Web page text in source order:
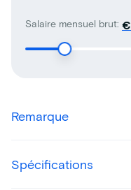
Salaire mensuel brut: €
Remarque
Spécifications